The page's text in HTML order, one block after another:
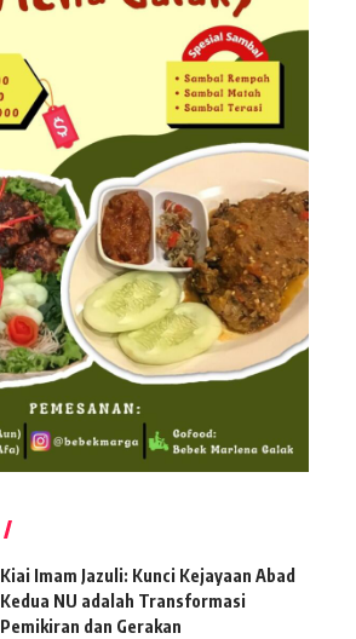
Kiai Imam Jazuli: Kunci Kejayaan Abad
Kedua NU adalah Transformasi
Pemikiran dan Gerakan